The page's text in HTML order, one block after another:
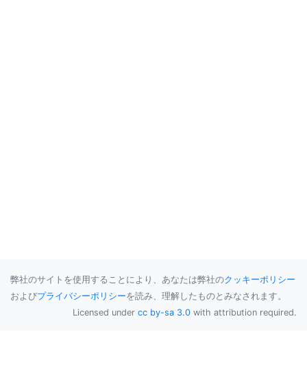
弊社のサイトを使用することにより、あなたは弊社のクッキーポリシー
およびプライバシーポリシーを読み、理解したものとみなされます。
Licensed under cc by-sa 3.0 with attribution required.